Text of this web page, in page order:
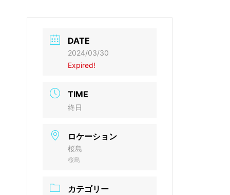
DATE
2024/03/30
Expired!
TIME
終日
ロケーション
桜島
桜島
カテゴリー